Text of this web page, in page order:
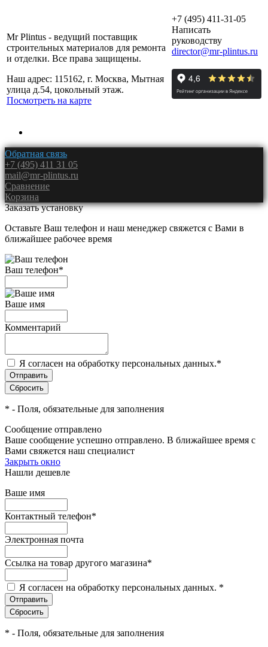
Mr Plintus - ведущий поставщик
строительных материалов для ремонта
и отделки. Все права защищены.
Наш адрес: 115162, г. Москва, Мытная
улица д.54, цокольный этаж.
Посмотреть на карте
+7 (495) 411-31-05
Написать
руководству
director@mr-plintus.ru
Обратная связь
+7 (495) 411 31 05
mail@mr-plintus.ru
Сравнение
Корзина
Заказать установку
Оставьте Ваш телефон и наш менеджер свяжется с Вами в
ближайшее рабочее время
Ваш телефон*
Ваше имя
Комментарий
Я согласен на обработку персональных данных.*
* - Поля, обязательные для заполнения
Сообщение отправлено
Ваше сообщение успешно отправлено. В ближайшее время с
Вами свяжется наш специалист
Закрыть окно
Нашли дешевле
Ваше имя
Контактный телефон*
Электронная почта
Ссылка на товар другого магазина*
Я согласен на обработку персональных данных. *
* - Поля, обязательные для заполнения